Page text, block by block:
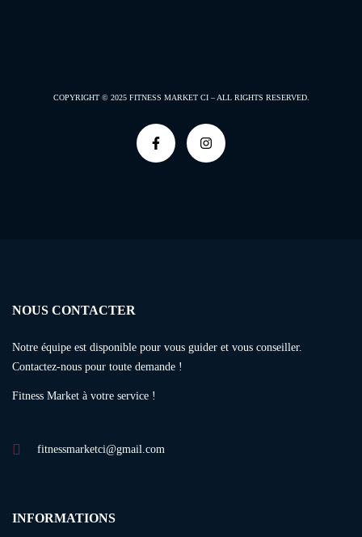
NOUS CONTACTER
Notre équipe est disponible pour vous guider et vous conseiller.
Contactez-nous pour toute demande !
Fitness Market à votre service !
fitnessmarketci@gmail.com
COPYRIGHT © 2025 FITNESS MARKET CI – ALL RIGHTS RESERVED.
INFORMATIONS